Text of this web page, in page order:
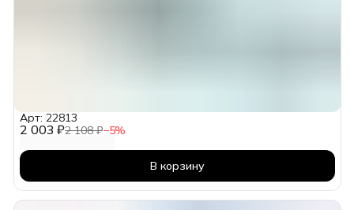
2 003 ₽2 108 ₽−5%
Арт: 22813
В корзину